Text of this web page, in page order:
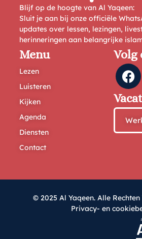
Blijf op de hoogte van Al Yaqeen:
Sluit je aan bij onze officiële
updates over lessen, lezingen,
herinneringen aan belangrijke
Menu
Lezen
Luisteren
Kijken
Agenda
Diensten
Contact
Volg
© 2025 Al Yaqeen. Alle
Privacy- en